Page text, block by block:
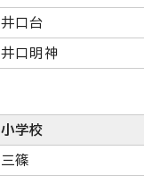
井口台
井口明神
小学校
三篠